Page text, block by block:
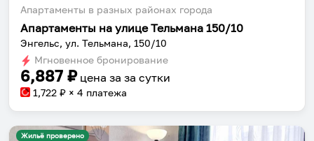
Апартаменты в разных районах города
Апартаменты на улице Тельмана 150/10
Энгельс, ул. Тельмана, 150/10
Мгновенное бронирование
6,887 ₽ цена за за сутки
1,722 ₽ × 4 платежа
Жильё проверено